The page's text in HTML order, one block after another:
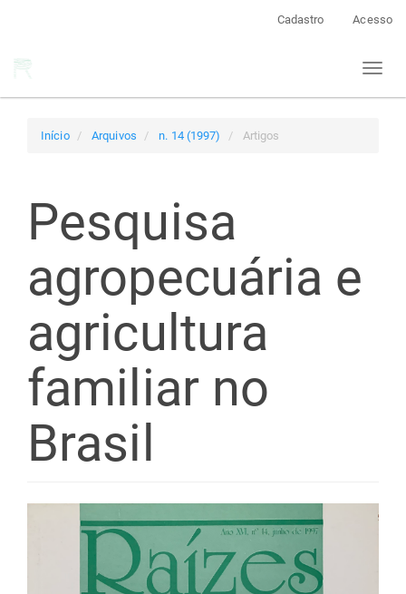
Cadastro Acesso
Toggle
Início Arquivos n. 14 (1997) Artigos
Pesquisa
agropecuária e
agricultura
familiar no
Brasil
Barra
lateral